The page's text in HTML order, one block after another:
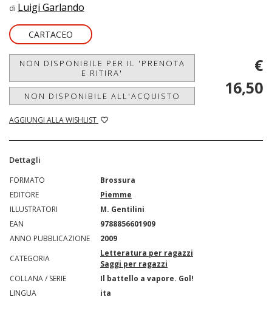
di Luigi Garlando
CARTACEO
NON DISPONIBILE PER IL 'PRENOTA
E RITIRA'
NON DISPONIBILE ALL'ACQUISTO
AGGIUNGI ALLA WISHLIST
€
16,50
Dettagli
FORMATO
Brossura
EDITORE
Piemme
ILLUSTRATORI
M. Gentilini
EAN
9788856601909
ANNO PUBBLICAZIONE
2009
CATEGORIA
Letteratura per ragazzi
Saggi per ragazzi
COLLANA / SERIE
Il battello a vapore. Gol!
LINGUA
ita